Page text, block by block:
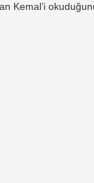
Kemal’i